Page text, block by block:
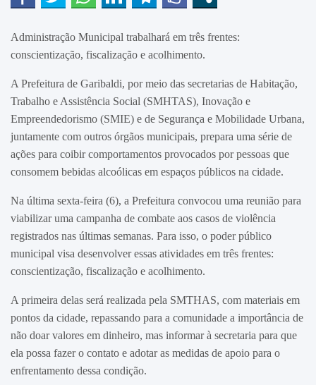
Administração Municipal trabalhará em três frentes:
conscientização, fiscalização e acolhimento.
A Prefeitura de Garibaldi, por meio das secretarias de Habitação,
Trabalho e Assistência Social (SMHTAS), Inovação e
Empreendedorismo (SMIE) e de Segurança e Mobilidade Urbana,
juntamente com outros órgãos municipais, prepara uma série de
ações para coibir comportamentos provocados por pessoas que
consomem bebidas alcoólicas em espaços públicos na cidade.
Na última sexta-feira (6), a Prefeitura convocou uma reunião para
viabilizar uma campanha de combate aos casos de violência
registrados nas últimas semanas. Para isso, o poder público
municipal visa desenvolver essas atividades em três frentes:
conscientização, fiscalização e acolhimento.
A primeira delas será realizada pela SMTHAS, com materiais em
pontos da cidade, repassando para a comunidade a importância de
não doar valores em dinheiro, mas informar à secretaria para que
ela possa fazer o contato e adotar as medidas de apoio para o
enfrentamento dessa condição.